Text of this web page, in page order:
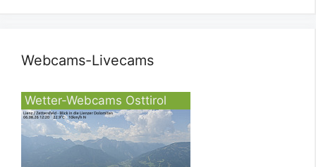
Webcams-Livecams
Wetter-Webcams Osttirol